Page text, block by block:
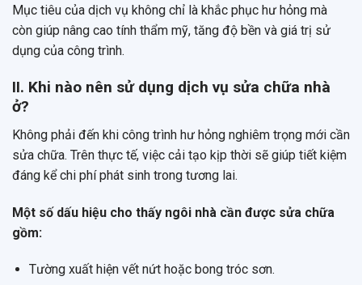
Mục tiêu của dịch vụ không chỉ là khắc phục hư hỏng mà
còn giúp nâng cao tính thẩm mỹ, tăng độ bền và giá trị sử
dụng của công trình.
II. Khi nào nên sử dụng dịch vụ sửa chữa nhà
ở?
Không phải đến khi công trình hư hỏng nghiêm trọng mới cần
sửa chữa. Trên thực tế, việc cải tạo kịp thời sẽ giúp tiết kiệm
đáng kể chi phí phát sinh trong tương lai.
Một số dấu hiệu cho thấy ngôi nhà cần được sửa chữa
gồm:
Tường xuất hiện vết nứt hoặc bong tróc sơn.